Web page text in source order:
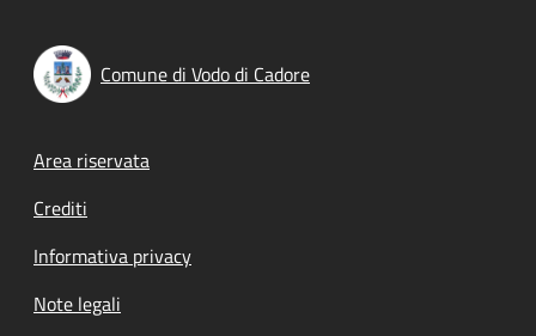
Comune di Vodo di Cadore
Footer menu
Area riservata
Crediti
Informativa privacy
Note legali